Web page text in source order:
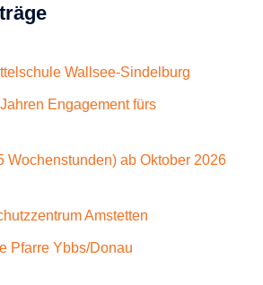
KONTRASTE
Wallsee-Sindelburg
Engagement fürs
Wochenstunden) ab Oktober 2026
Amstetten
Pfarre Ybbs/Donau